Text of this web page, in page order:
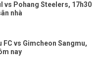
vs Pohang Steelers, 17h30
nhà
FC vs Gimcheon Sangmu,
nay